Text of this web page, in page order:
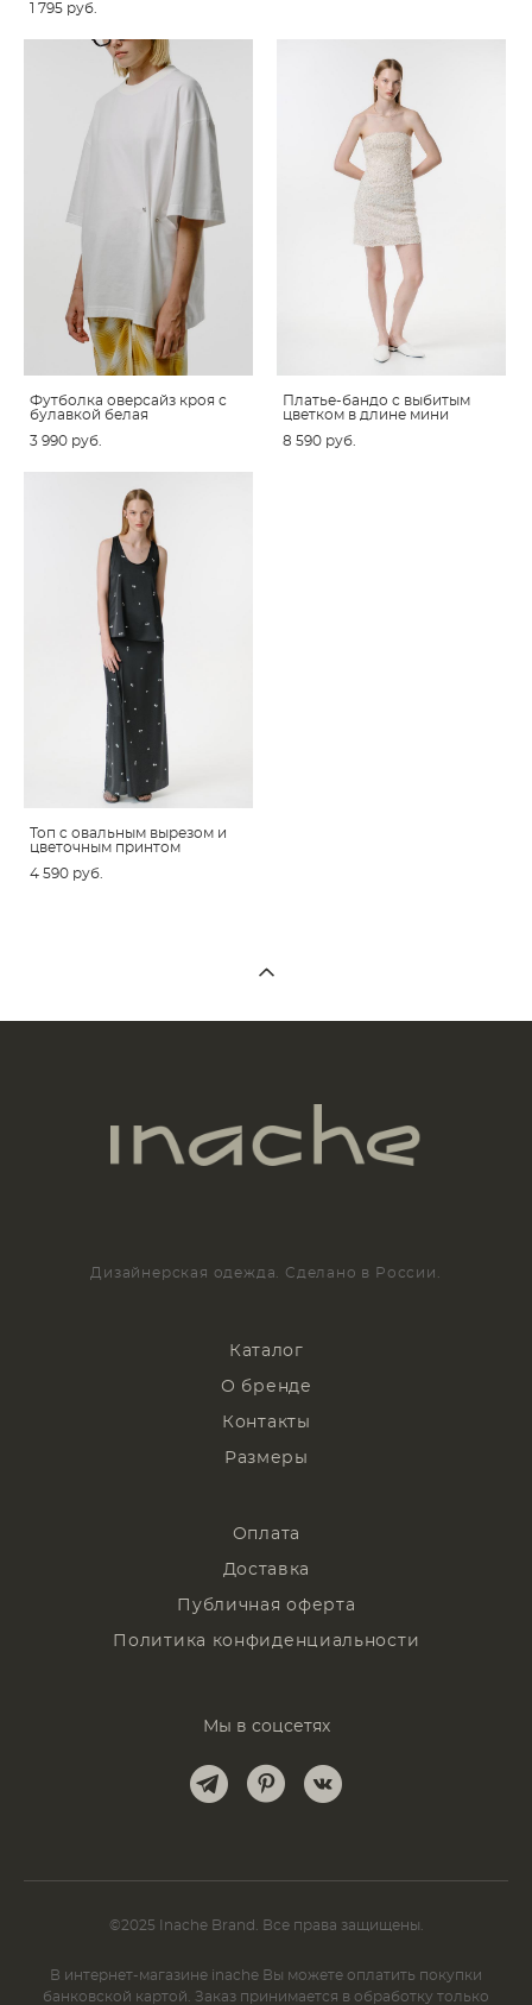
1 795 pуб.
Футболка оверсайз кроя с
булавкой белая
3 990 pуб.
Платье-бандо с выбитым
цветком в длине мини
8 590 pуб.
Топ c овальным вырезом и
цветочным принтом
4 590 pуб.
Дизайнерская одежда. Сделано в России.
Каталог
О бренде
Контакты
Размеры
Оплата
Доставка
Публичная оферта
Политика конфиденциальности
Мы в соцсетях
©2025 Inache Brand. Все права защищены.
В интернет-магазине inache Вы можете оплатить покупки
банковской картой. Заказ принимается в обработку только